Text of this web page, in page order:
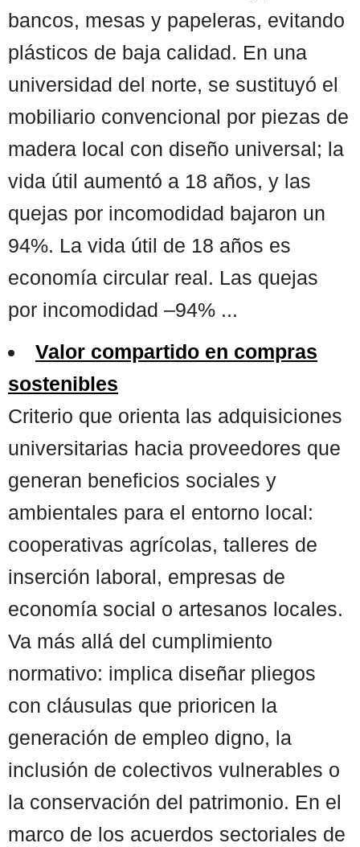
bancos, mesas y papeleras, evitando
plásticos de baja calidad. En una
universidad del norte, se sustituyó el
mobiliario convencional por piezas de
madera local con diseño universal; la
vida útil aumentó a 18 años, y las
quejas por incomodidad bajaron un
94%. La vida útil de 18 años es
economía circular real. Las quejas
por incomodidad –94% ...
Valor compartido en compras
sostenibles
Criterio que orienta las adquisiciones
universitarias hacia proveedores que
generan beneficios sociales y
ambientales para el entorno local:
cooperativas agrícolas, talleres de
inserción laboral, empresas de
economía social o artesanos locales.
Va más allá del cumplimiento
normativo: implica diseñar pliegos
con cláusulas que prioricen la
generación de empleo digno, la
inclusión de colectivos vulnerables o
la conservación del patrimonio. En el
marco de los acuerdos sectoriales de